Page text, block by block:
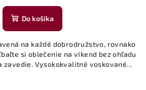
Do košíka
na každé dobrodružstvo, rovnako
si oblečenie na víkend bez ohľadu
zavedie. Vysokokvalitné voskované...